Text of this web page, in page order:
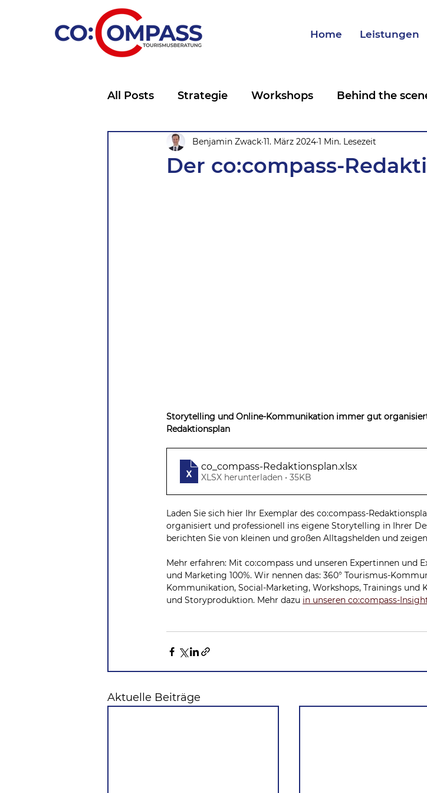
Home Leistungen
All Posts Strategie Workshops Behind the
Marketing Storytelling Im Interview
Der co:compass-
Benjamin Zwack 11. März 2024 1 Min. Lesezeit
Storytelling und Online-Kommunikation immer gut
Redaktionsplan
co_compass-Redaktionsplan.xlsx
XLSX herunterladen • 35KB
Laden Sie sich hier Ihr Exemplar des co:compass-
organisiert und professionell ins eigene Storytelling in Ihrer
berichten Sie von kleinen und großen Alltagshelden und
Mehr erfahren: Mit co:compass und unseren Expertinnen und
und Marketing 100%. Wir nennen das: 360° Tourismus-
Kommunikation, Social-Marketing, Workshops, Trainings und
und Storyproduktion. Mehr dazu in unseren co:compass-
Aktuelle Beiträge